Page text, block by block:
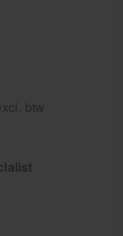
btw